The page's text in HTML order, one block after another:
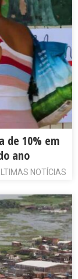
de 10% em
ano
NOTÍCIAS